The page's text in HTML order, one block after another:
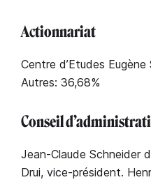
Actionnariat
Centre d’Etudes
Autres: 36,68%
Conseil
Jean-Claude Schneider
Drui, vice-président.